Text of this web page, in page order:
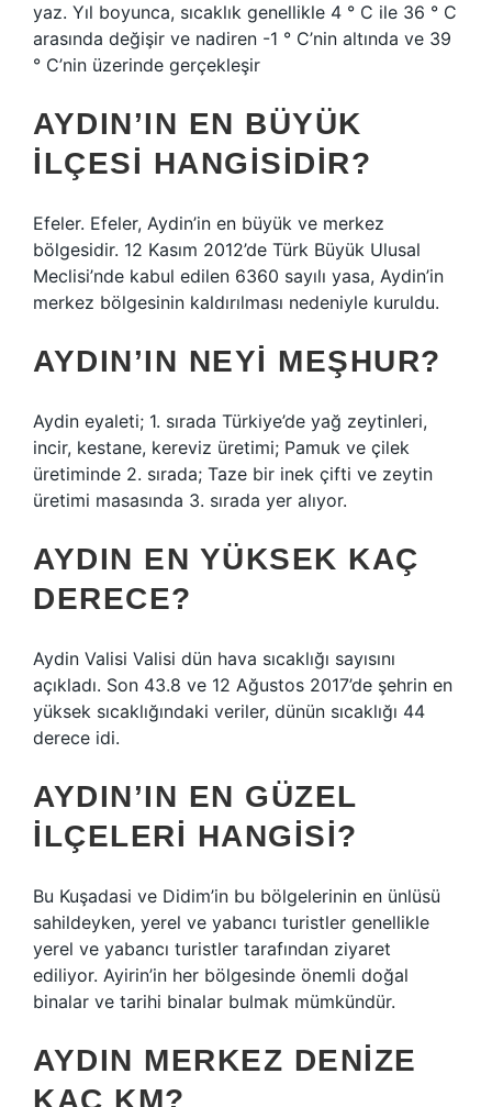
yaz. Yıl boyunca, sıcaklık genellikle 4 ° C ile 36 ° C
arasında değişir ve nadiren -1 ° C’nin altında ve 39
° C’nin üzerinde gerçekleşir
AYDIN’IN EN BÜYÜK
ILÇESI HANGISIDIR?
Efeler. Efeler, Aydin’in en büyük ve merkez
bölgesidir. 12 Kasım 2012’de Türk Büyük Ulusal
Meclisi’nde kabul edilen 6360 sayılı yasa, Aydin’in
merkez bölgesinin kaldırılması nedeniyle kuruldu.
AYDIN’IN NEYI MEŞHUR?
Aydin eyaleti; 1. sırada Türkiye’de yağ zeytinleri,
incir, kestane, kereviz üretimi; Pamuk ve çilek
üretiminde 2. sırada; Taze bir inek çifti ve zeytin
üretimi masasında 3. sırada yer alıyor.
AYDIN EN YÜKSEK KAÇ
DERECE?
Aydin Valisi Valisi dün hava sıcaklığı sayısını
açıkladı. Son 43.8 ve 12 Ağustos 2017’de şehrin en
yüksek sıcaklığındaki veriler, dünün sıcaklığı 44
derece idi.
AYDIN’IN EN GÜZEL
ILÇELERI HANGISI?
Bu Kuşadasi ve Didim’in bu bölgelerinin en ünlüsü
sahildeyken, yerel ve yabancı turistler genellikle
yerel ve yabancı turistler tarafından ziyaret
ediliyor. Ayirin’in her bölgesinde önemli doğal
binalar ve tarihi binalar bulmak mümkündür.
AYDIN MERKEZ DENIZE
KAÇ KM?